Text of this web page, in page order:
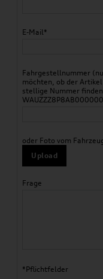
E-Mail*
Fahrgestellnummer
möchten, ob der
stellige Nummer
oder Foto vom
Upload
Frage
*Pflichtfelder